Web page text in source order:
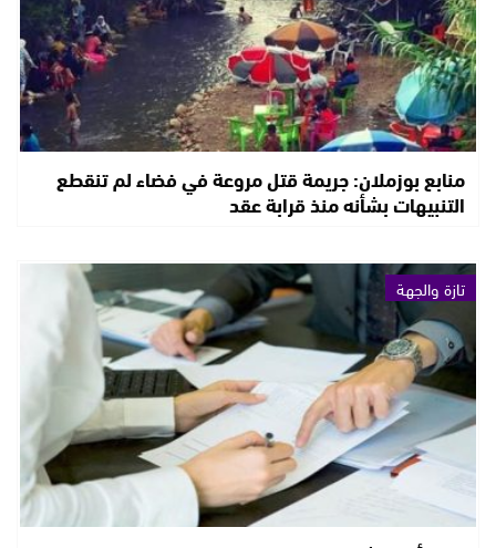
منابع بوزملان: جريمة قتل مروعة في فضاء لم تنقطع
التنبيهات بشأنه منذ قرابة عقد
تازة والجهة